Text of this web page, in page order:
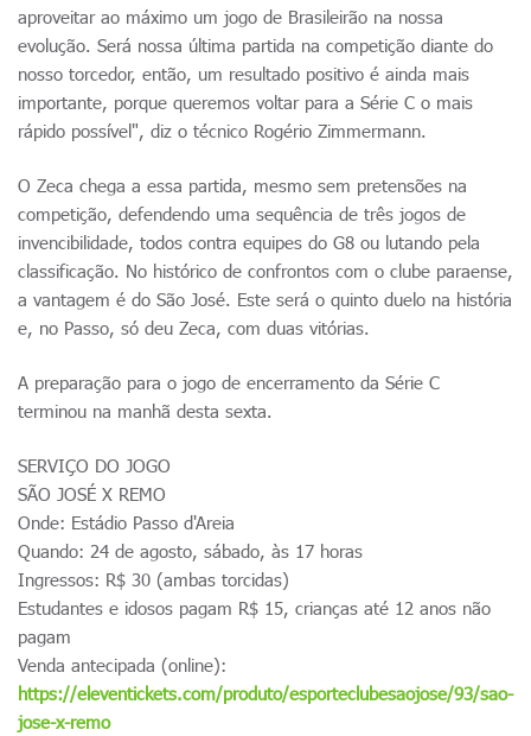
aproveitar ao máximo um jogo de Brasileirão na nossa
evolução. Será nossa última partida na competição diante do
nosso torcedor, então, um resultado positivo é ainda mais
importante, porque queremos voltar para a Série C o mais
rápido possível", diz o técnico Rogério Zimmermann.
O Zeca chega a essa partida, mesmo sem pretensões na
competição, defendendo uma sequência de três jogos de
invencibilidade, todos contra equipes do G8 ou lutando pela
classificação. No histórico de confrontos com o clube paraense,
a vantagem é do São José. Este será o quinto duelo na história
e, no Passo, só deu Zeca, com duas vitórias.
A preparação para o jogo de encerramento da Série C
terminou na manhã desta sexta.
SERVIÇO DO JOGO
SÃO JOSÉ X REMO
Onde: Estádio Passo d'Areia
Quando: 24 de agosto, sábado, às 17 horas
Ingressos: R$ 30 (ambas torcidas)
Estudantes e idosos pagam R$ 15, crianças até 12 anos não
pagam
Venda antecipada (online):
https://eleventickets.com/produto/esporteclubesaojose/93/sao-
jose-x-remo